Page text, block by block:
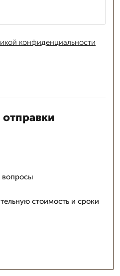
конфиденциальности
отправки
стоимость и сроки